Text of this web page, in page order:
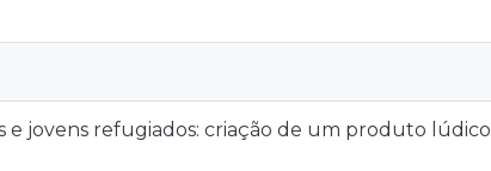
e jovens refugiados: criação de um produto lúdico